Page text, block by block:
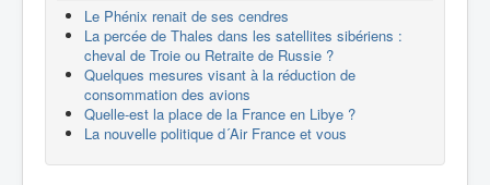
DronesLe Phénix renait de ses cendres
La percée de Thales dans les satellites sibériens :
cheval de Troie ou Retraite de Russie ?
Quelques mesures visant à la réduction de
consommation des avions
Quelle-est la place de la France en Libye ?
La nouvelle politique d´Air France et vous